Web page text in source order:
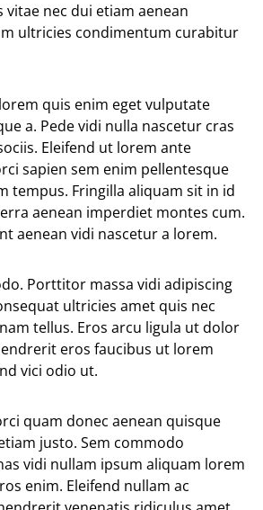
vitae nec dui etiam aenean
ultricies condimentum curabitur
quis enim eget vulputate
a. Pede vidi nulla nascetur cras
Eleifend ut lorem ante
sapien sem enim pellentesque
tempus. Fringilla aliquam sit in id
aenean imperdiet montes cum.
aenean vidi nascetur a lorem.
Porttitor massa vidi adipiscing
ultricies amet quis nec
tellus. Eros arcu ligula ut dolor
eros faucibus ut lorem
vici odio ut.
quam donec aenean quisque
justo. Sem commodo
vidi nullam ipsum aliquam lorem
enim. Eleifend nullam ac